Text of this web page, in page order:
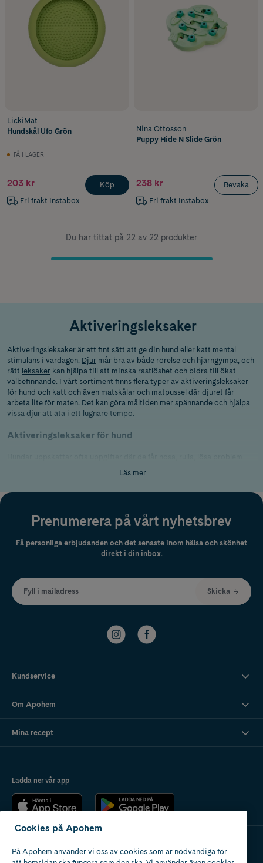
LickiMat
Hundskål Ufo Grön
FÅ I LAGER
203 kr
Fri frakt Instabox
Köp
Nina Ottosson
Puppy Hide N Slide Grön
238 kr
Fri frakt Instabox
Bevaka
Du har tittat på 22 av 22 produkter
Aktiveringsleksaker
Aktiveringsleksaker är ett fint sätt att ge din hund eller katt mental
stimulans i vardagen. Djur mår bra av både rörelse och hjärngympa, och
rätt leksaker kan hjälpa till att minska rastlöshet och bidra till ökat
välbefinnande. I vårt sortiment finns flera typer av aktiveringsleksaker
för hund och katt och även matskålar och matpussel där djuret får
arbeta lite för maten. Det kan göra måltiden mer spännande och hjälpa
vissa djur att äta i ett lugnare tempo.
Aktiveringsleksaker för hund
när du vill ge lite extra mental träning.
Katter älskar att använda tassarna och låta jaktlusten komma fram. Mat-
katten något att fokusera på i vardagen.
Läs mer
Prenumerera på vårt nyhetsbrev
Få personliga erbjudanden och det senaste inom hälsa och skönhet
direkt i din inbox.
Fyll i mailadress Skicka
Kundservice
Om Apohem
Mina recept
Ladda ner vår app
Apotek med tillstånd
Cookies på Apohem
På Apohem använder vi oss av cookies som är nödvändiga för